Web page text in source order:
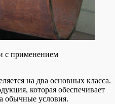
с применением
на два основных класса.
которая обеспечивает
обычные условия.